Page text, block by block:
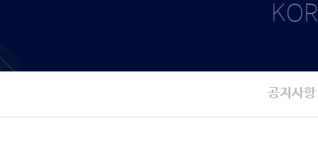
공지사항